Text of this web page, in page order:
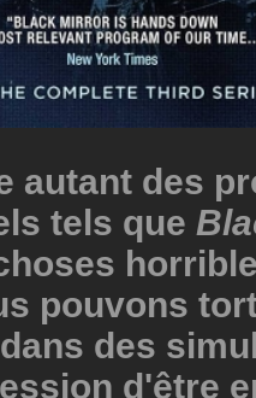
autant des
tels que
pouvons
des
d'être